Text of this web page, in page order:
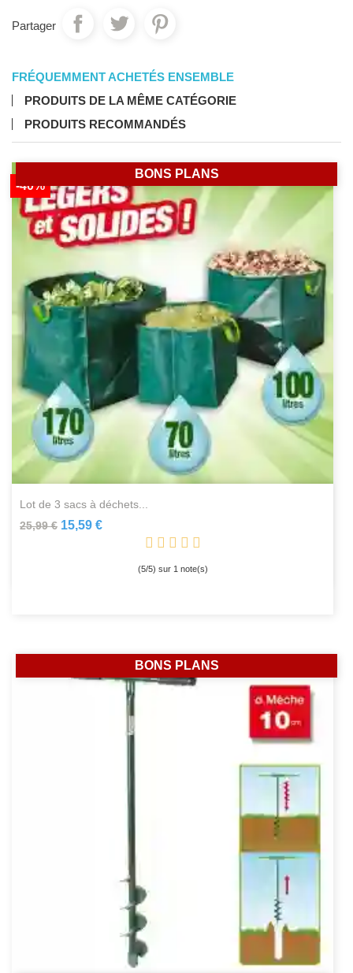
Partager
FRÉQUEMMENT ACHETÉS ENSEMBLE
PRODUITS DE LA MÊME CATÉGORIE
PRODUITS RECOMMANDÉS
lot de 3 sacs à déchets...
25,99 €
-40%
15,59 €
(5/5) sur 1note(s)
BONS PLANS
BONS PLANS